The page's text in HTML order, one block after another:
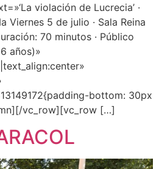
violación de Lucrecia’ ·
Viernes 5 de julio · Sala Reina
70 minutos · Público
años)»
bottom: 30px
vc_row][vc_row […]